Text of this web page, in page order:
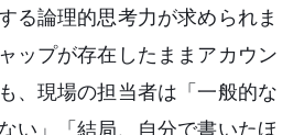
る論理的思考力が求められま
ップが存在したままアカウン
、現場の担当者は「一般的な
い」「結局、自分で書いたほ